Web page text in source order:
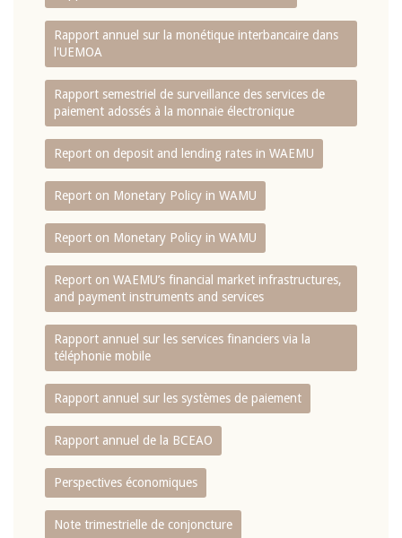
Rapport annuel sur la monétique interbancaire dans
l'UEMOA
Rapport semestriel de surveillance des services de
paiement adossés à la monnaie électronique
Report on deposit and lending rates in WAEMU
Report on Monetary Policy in WAMU
Report on Monetary Policy in WAMU
Report on WAEMU’s financial market infrastructures,
and payment instruments and services
Rapport annuel sur les services financiers via la
téléphonie mobile
Rapport annuel sur les systèmes de paiement
Rapport annuel de la BCEAO
Perspectives économiques
Note trimestrielle de conjoncture